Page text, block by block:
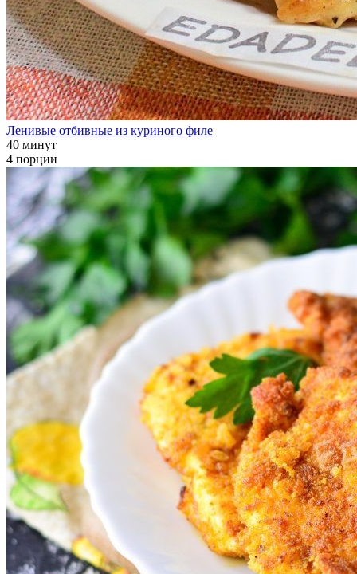
Ленивые отбивные из куриного филе
40 минут
4 порции